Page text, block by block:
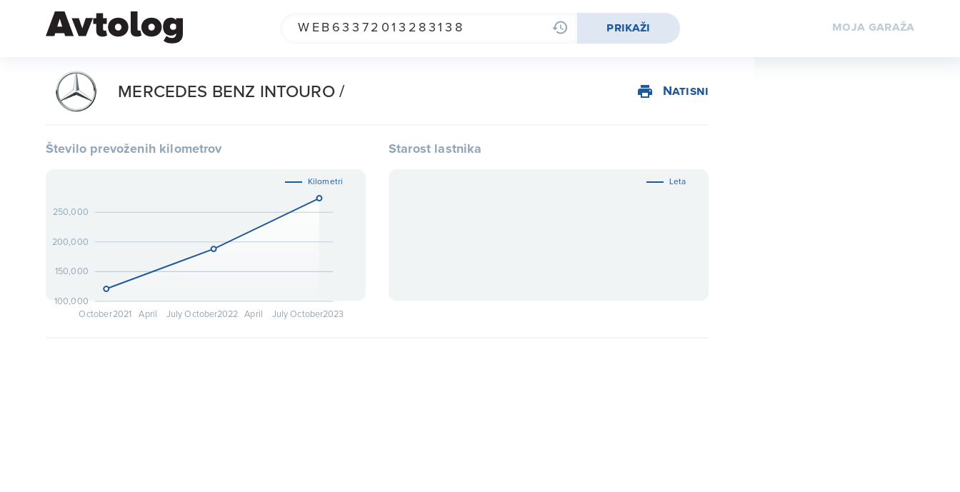
prikaži mojagaraža
MERCEDES BENZ INTOURO / Natisni
Število prevoženih kilometrov
Kilometri
October2021 April July October2022 April July October2023
100,000
150,000
200,000
250,000
Starost lastnika
Leta